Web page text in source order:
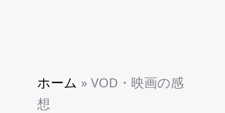
ホーム » VOD・映画の感
想